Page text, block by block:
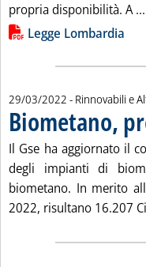
propria disponibilità. A ...
Lista allegati PDF
Legge Lombardia
29/03/2022 - Rinnovabili e
Biometano,
Il Gse ha aggiornato il
degli impianti di
biometano. In merito
2022, risultano 16.207